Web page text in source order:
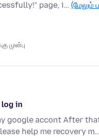
page, i… (மேலும்
முன்பு
log in
google accont After
help me recovery m…